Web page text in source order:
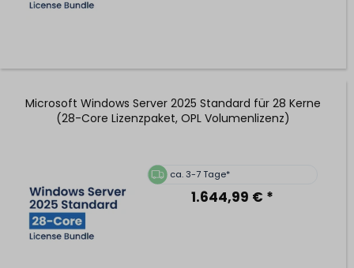
Microsoft Windows Server 2025 Standard für 28 Kerne
(28-Core Lizenzpaket, OPL Volumenlizenz)
ca. 3-7 Tage*
1.644,99 € *